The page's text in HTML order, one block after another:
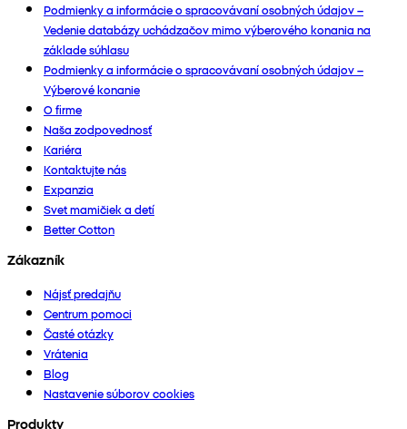
Podmienky a informácie o spracovávaní osobných údajov –
Vedenie databázy uchádzačov mimo výberového konania na
základe súhlasu
Podmienky a informácie o spracovávaní osobných údajov –
Výberové konanie
O firme
Naša zodpovednosť
Kariéra
Kontaktujte nás
Expanzia
Svet mamičiek a detí
Better Cotton
Zákazník
Nájsť predajňu
Centrum pomoci
Časté otázky
Vrátenia
Blog
Nastavenie súborov cookies
Produkty